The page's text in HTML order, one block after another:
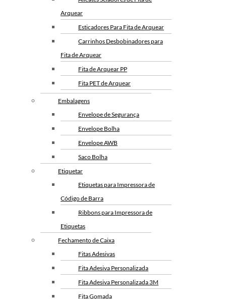
Arquear
Esticadores Para Fita de Arquear
Carrinhos Desbobinadores para
Fita de Arquear
Fita de Arquear PP
Fita PET de Arquear
Arquear
Embalagens
Envelope de Segurança
Envelope Bolha
Envelope AWB
Saco Bolha
Etiquetar
Etiquetas para Impressora de
Código de Barra
Ribbons para Impressora de
Etiquetas
Fechamento de Caixa
Fitas Adesivas
Fita Adesiva Personalizada
Fita Adesiva Personalizada 3M
Fita Gomada